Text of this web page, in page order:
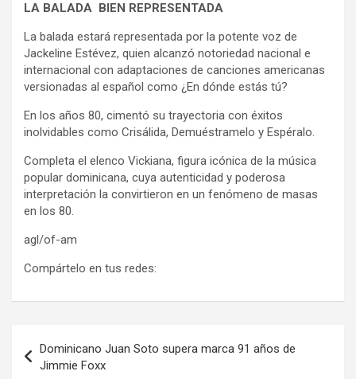
LA BALADA BIEN REPRESENTADA
La balada estará representada por la potente voz de
Jackeline Estévez, quien alcanzó notoriedad nacional e
internacional con adaptaciones de canciones americanas
versionadas al español como ¿En dónde estás tú?
En los años 80, cimentó su trayectoria con éxitos
inolvidables como Crisálida, Demuéstramelo y Espéralo.
Completa el elenco Vickiana, figura icónica de la música
popular dominicana, cuya autenticidad y poderosa
interpretación la convirtieron en un fenómeno de masas
en los 80.
agl/of-am
Compártelo en tus redes:
de
Dominicano Juan Soto supera marca 91 años de
Jimmie Foxx